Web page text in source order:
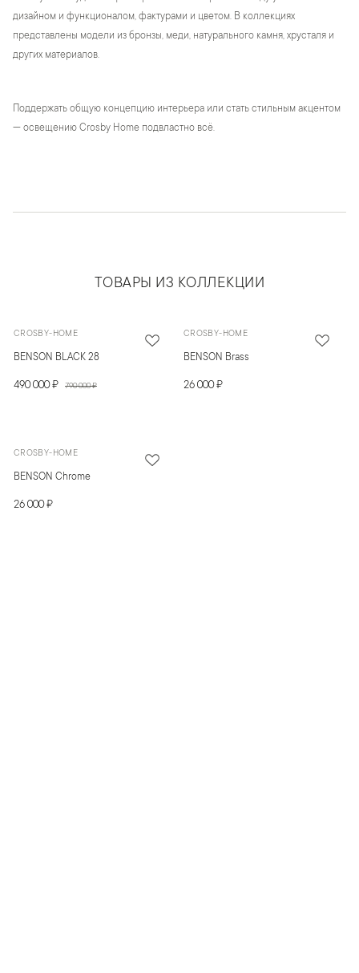
дизайном и функционалом, фактурами и цветом. В коллекциях
представлены модели из бронзы, меди, натурального камня, хрусталя и
других материалов.
Поддержать общую концепцию интерьера или стать стильным акцентом
— освещению Crosby Home подвластно всё.
ТОВАРЫ ИЗ КОЛЛЕКЦИИ
CROSBY-HOME
BENSON BLACK 28
490 000 ₽ 790 000 ₽
CROSBY-HOME
BENSON Brass
26 000 ₽
CROSBY-HOME
BENSON Chrome
26 000 ₽